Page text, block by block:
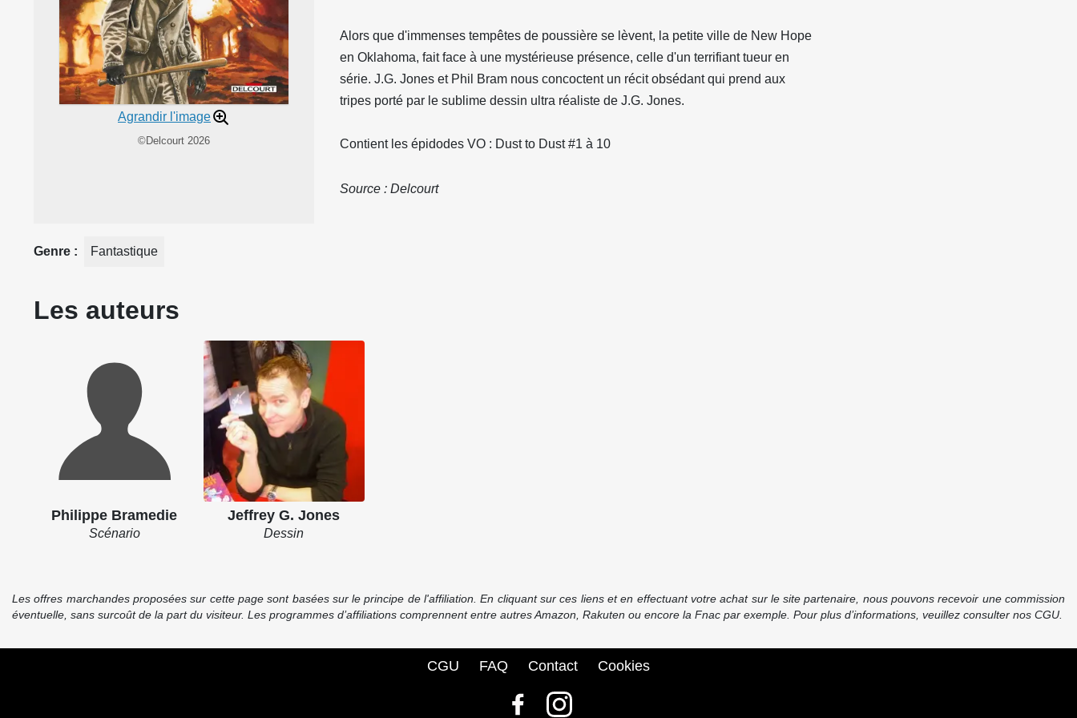
Agrandir l'image
©Delcourt 2026
Alors que d'immenses tempêtes de poussière se lèvent, la petite ville de New Hope
en Oklahoma, fait face à une mystérieuse présence, celle d'un terrifiant tueur en
série. J.G. Jones et Phil Bram nous concoctent un récit obsédant qui prend aux
tripes porté par le sublime dessin ultra réaliste de J.G. Jones.
Contient les épidodes VO : Dust to Dust #1 à 10
Source : Delcourt
Genre Fantastique
Les auteurs
Philippe Bramedie
Scénario
Jeffrey G. Jones
Dessin
Les offres marchandes proposées sur cette page sont basées sur le principe de l'affiliation. En cliquant sur ces liens et en effectuant votre achat sur le site partenaire, nous pouvons recevoir une commission
éventuelle, sans surcoût de la part du visiteur. Les programmes d’affiliations comprennent entre autres Amazon, Rakuten ou encore la Fnac par exemple. Pour plus d’informations, veuillez consulter nos CGU.
CGU FAQ Contact Cookies